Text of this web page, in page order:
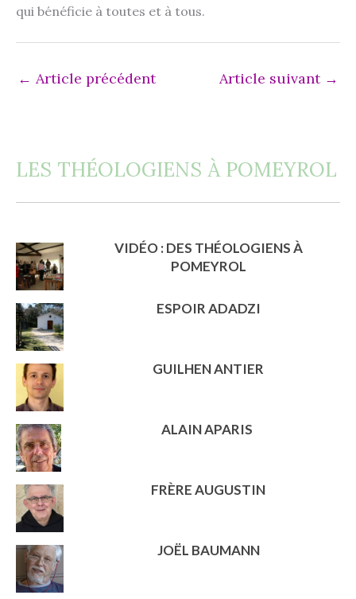
qui béné­fi­cie à toutes et à tous.
← Article précédent Article suivant →
LES THÉOLOGIENS À POMEYROL
VIDÉO : DES THÉOLOGIENS À
POMEYROL
ESPOIR ADADZI
GUILHEN ANTIER
ALAIN APARIS
FRÈRE AUGUSTIN
JOËL BAUMANN